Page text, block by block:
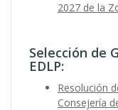
2027 de la
Selección de
EDLP:
Resolución
Consejería